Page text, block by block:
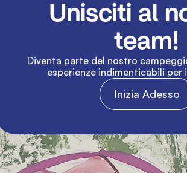
Unisciti al
team!
Diventa parte del nostro
esperienze indimenticabili per
Inizia Adesso